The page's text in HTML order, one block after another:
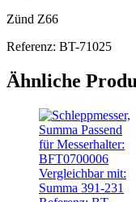
Zünd Z66
Referenz: BT-71025
Ähnliche